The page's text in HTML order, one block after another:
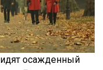
осажденный